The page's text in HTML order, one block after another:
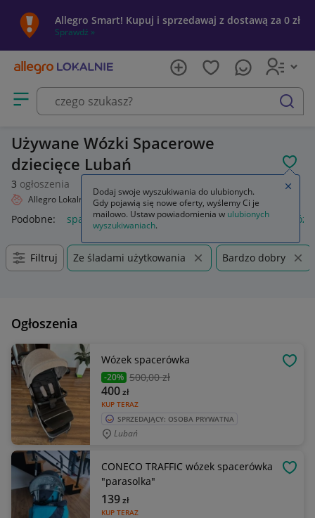
Allegro Smart! Kupuj i sprzedawaj z dostawą za 0 zł
Sprawdź »
Otwórz menu z kategoriami
szukaj
Używane Wózki Spacerowe
dziecięce Lubań
3 ogłoszenia
Allegro Lokalnie Dziecko Wózki Spacerowe
Podobne: spacerowe wkładka do wózka spacerowego
Filtruj Ze śladami użytkowania Bardzo dobry
Ogłoszenia
Wózek spacerówka
-20% 500,00 zł
KUP TERAZ
400zł
SPRZEDAJĄCY: OSOBA PRYWATNA
Lubań
CONECO TRAFFIC wózek spacerówka
"parasolka"
KUP TERAZ
139zł
Dodaj swoje wyszukiwania do ulubionych.
Gdy pojawią się nowe oferty, wyślemy Ci je
mailowo. Ustaw powiadomienia w ulubionych
wyszukiwaniach.